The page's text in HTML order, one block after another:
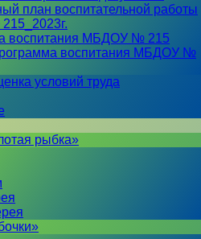
план воспитательной работы
воспитания МБДОУ № 215
воспитания МБДОУ №
условий труда
рыбка»